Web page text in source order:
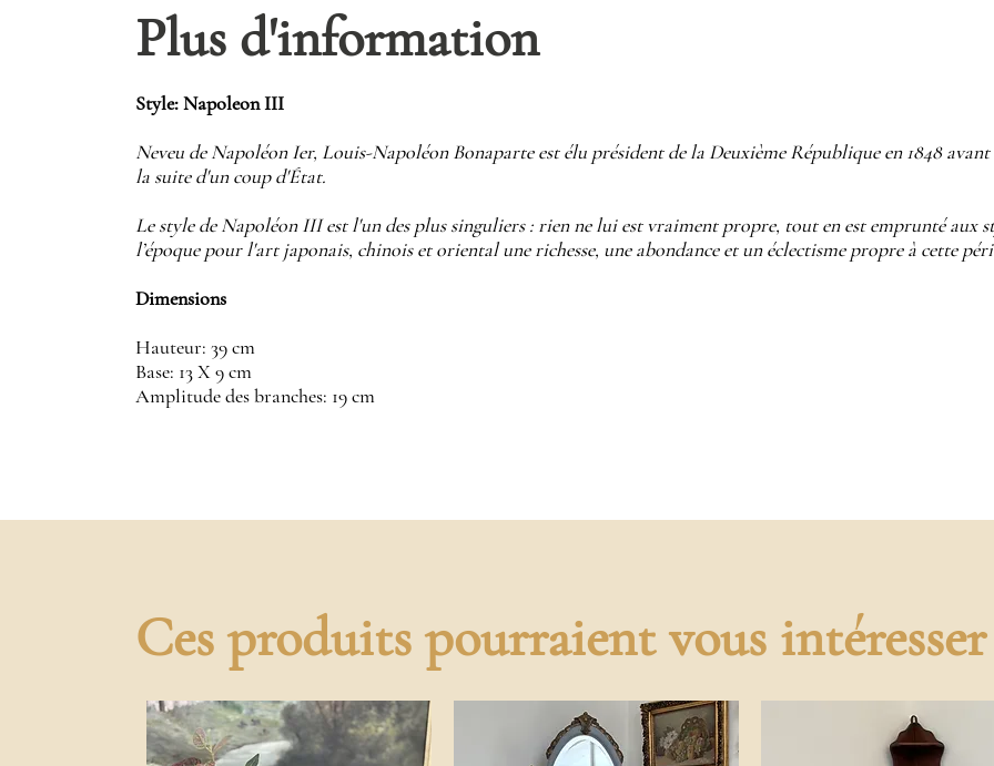
Plus d'information
Style: Napoleon III
Neveu de Napoléon Ier, Louis-Napoléon Bonaparte est élu président de la Deuxième République en 1848
la suite d'un coup d'État.
Le style de Napoléon III est l'un des plus singuliers : rien ne lui est vraiment propre, tout en est emprunté aux
l’époque pour l'art japonais, chinois et oriental une richesse, une abondance et un éclectisme propre à cette
Dimensions
Hauteur: 39 cm
Base: 13 X 9 cm
Amplitude des branches: 19 cm
Ces produits pourraient vous intéresser